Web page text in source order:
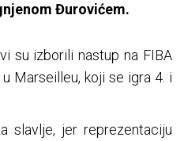
Đurovićem.
su izborili nastup na FIBA
Marseilleu, koji se igra 4. i
slavlje, jer reprezentaciju